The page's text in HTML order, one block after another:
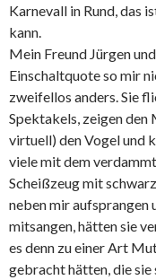
Karnevall in Rund, das
kann.
Mein Freund Jürgen
Einschaltquote so mir
zweifellos anders. Sie
Spektakels, zeigen
virtuell) den Vogel und
viele mit dem
Scheißzeug mit
neben mir aufsprangen
mitsangen, hätten sie
es denn zu einer Art
gebracht hätten, die sie